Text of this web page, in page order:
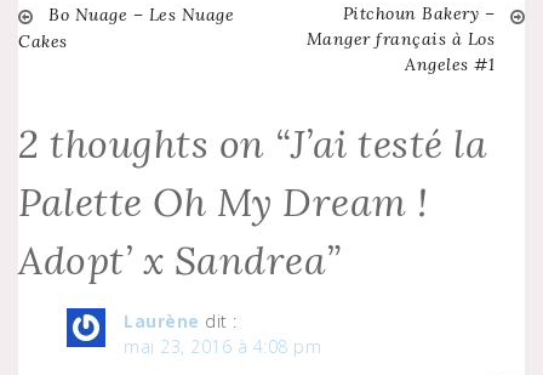
Navigation
l’article
Bo Nuage – Les Nuage
Cakes
Pitchoun Bakery –
Manger français à Los
Angeles #1
2 thoughts on “J’ai testé la
Palette Oh My Dream !
Adopt’ x Sandrea”
Laurène dit :
mai 23, 2016 à 4:08 pm